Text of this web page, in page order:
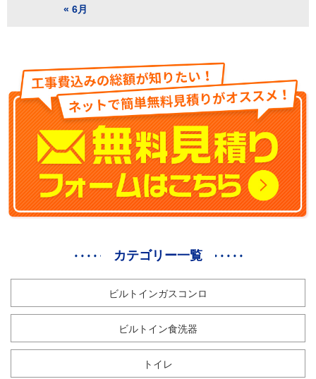
« 6月
カテゴリー一覧
ビルトインガスコンロ
ビルトイン食洗器
トイレ